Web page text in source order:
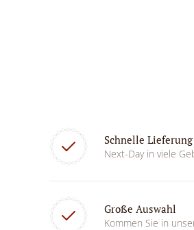
Schnelle Lieferung
Next-Day in viele
Große Auswahl
Kommen Sie in